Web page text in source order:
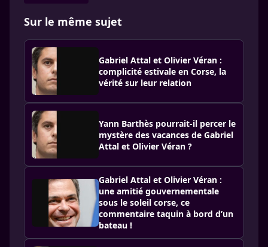
Sur le même sujet
Gabriel Attal et Olivier Véran :
complicité estivale en Corse, la
vérité sur leur relation
Yann Barthès pourrait-il percer le
mystère des vacances de Gabriel
Attal et Olivier Véran ?
Gabriel Attal et Olivier Véran :
une amitié gouvernementale
sous le soleil corse, ce
commentaire taquin à bord d’un
bateau !